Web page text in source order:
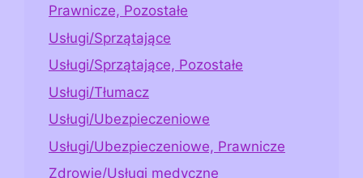
Prawnicze, Pozostałe
Usługi/Sprzątające
Usługi/Sprzątające, Pozostałe
Usługi/Tłumacz
Usługi/Ubezpieczeniowe
Usługi/Ubezpieczeniowe, Prawnicze
Zdrowie/Usługi medyczne